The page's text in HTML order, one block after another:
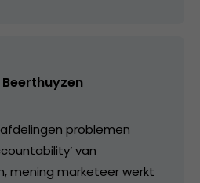
problemen
van
mening marketeer werkt